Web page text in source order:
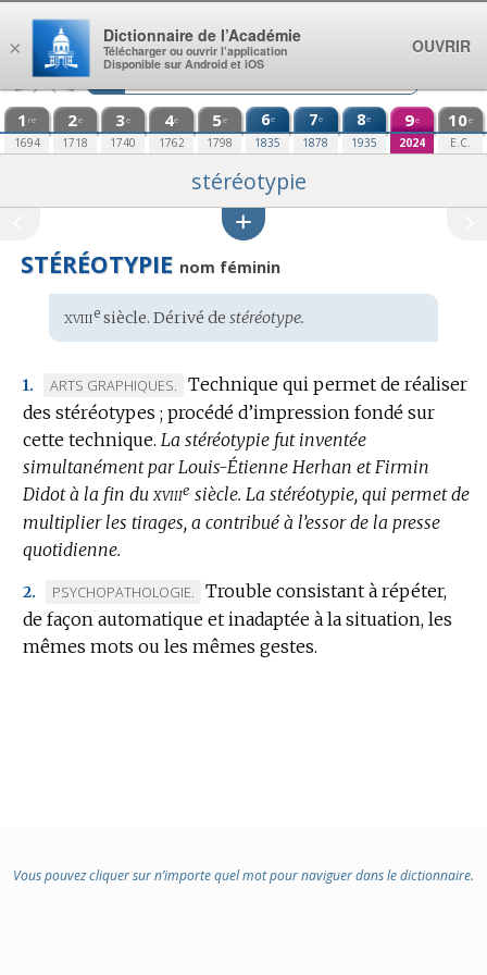
Aller au contenu
1 re
1694
2e
1718
3e
1740
4e
1762
5e
1798
6e
1835
7e
1878
8e
1935
9e
2024
10e
E.C.
stéréotypie
STÉRÉOTYPIE nom féminin
Étymologie
:
xviiiesiècle. Dérivé de stéréotype.
1.
MARQUE
DE
DOMAINE
:
ARTS GRAPHIQUES.
Technique qui permet de réaliser
des stéréotypes ; procédé d’impression fondé sur
cette technique. La stéréotypie fut inventée
simultanément par Louis-Étienne Herhan et Firmin
Didot à la fin du xviiie siècle. La stéréotypie, qui permet de
multiplier les tirages, a contribué à l’essor de la presse
quotidienne.
2.
MARQUE
DE
DOMAINE
PSYCHOPATHOLOGIE.
Trouble consistant à répéter,
de façon automatique et inadaptée à la situation, les
mêmes mots ou les mêmes gestes.
Vous pouvez cliquer sur n’importe quel mot pour naviguer dans le dictionnaire.
×
Dictionnaire de l’Académie
Télécharger ou ouvrir l’application
Disponible sur Android et iOS
OUVRIR